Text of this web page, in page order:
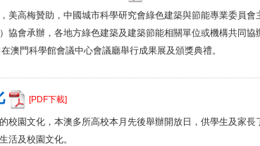
美高梅贊助，中國城市科學研究會綠色建築與節能專業委員會
協會承辦，各地方綠色建築及建築節能相關單位或機構共同協
澳門科學館會議中心會議廳舉行成果展及頒獎典禮。
[PDF下載]
校園文化，本澳多所高校本月先後舉辦開放日，供學生及家長
活及校園文化。